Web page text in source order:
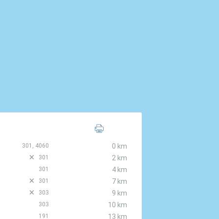
301, 4060
0 km
D 301
2 km
301
4 km
D 301
7 km
D 303
9 km
303
10 km
191
13 km